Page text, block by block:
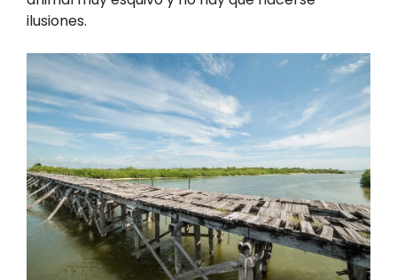
ilusiones.